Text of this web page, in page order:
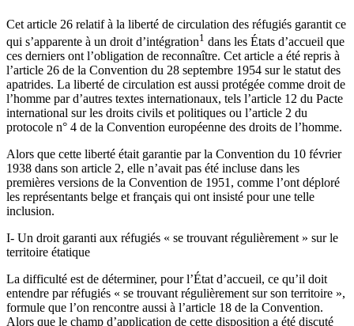
Cet article 26 relatif à la liberté de circulation des réfugiés garantit ce
qui s’apparente à un droit d’intégration1 dans les États d’accueil que
ces derniers ont l’obligation de reconnaître. Cet article a été repris à
l’article 26 de la Convention du 28 septembre 1954 sur le statut des
apatrides. La liberté de circulation est aussi protégée comme droit de
l’homme par d’autres textes internationaux, tels l’article 12 du Pacte
international sur les droits civils et politiques ou l’article 2 du
protocole n° 4 de la Convention européenne des droits de l’homme.
Alors que cette liberté était garantie par la Convention du 10 février
1938 dans son article 2, elle n’avait pas été incluse dans les
premières versions de la Convention de 1951, comme l’ont déploré
les représentants belge et français qui ont insisté pour une telle
inclusion.
I- Un droit garanti aux réfugiés « se trouvant régulièrement » sur le
territoire étatique
La difficulté est de déterminer, pour l’État d’accueil, ce qu’il doit
entendre par réfugiés « se trouvant régulièrement sur son territoire »,
formule que l’on rencontre aussi à l’article 18 de la Convention.
Alors que le champ d’application de cette disposition a été discuté